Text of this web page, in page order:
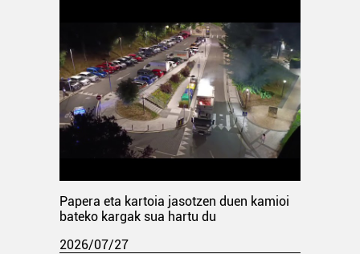
Papera eta kartoia jasotzen duen kamioi
bateko kargak sua hartu du
2026/07/27